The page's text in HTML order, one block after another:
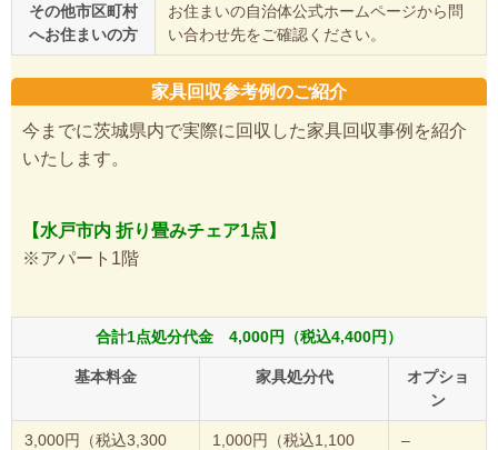
その他市区町村
へお住まいの方
お住まいの自治体公式ホームページから問
い合わせ先をご確認ください。
家具回収参考例のご紹介
今までに茨城県内で実際に回収した家具回収事例を紹介
いたします。
【水戸市内 折り畳みチェア1点】
※アパート1階
合計1点処分代金 4,000円（税込4,400円）
基本料金 家具処分代
オプショ
ン
3,000円（税込3,300
1,000円（税込1,100
–